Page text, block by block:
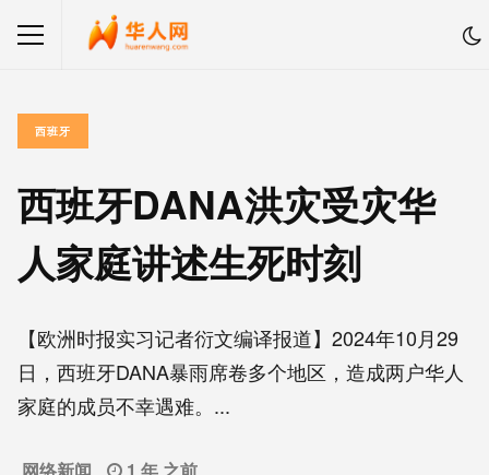
西班牙
西班牙DANA洪灾受灾华
人家庭讲述生死时刻
【欧洲时报实习记者衍文编译报道】2024年10月29
日，西班牙DANA暴雨席卷多个地区，造成两户华人
家庭的成员不幸遇难。...
网络新闻 1 年 之前